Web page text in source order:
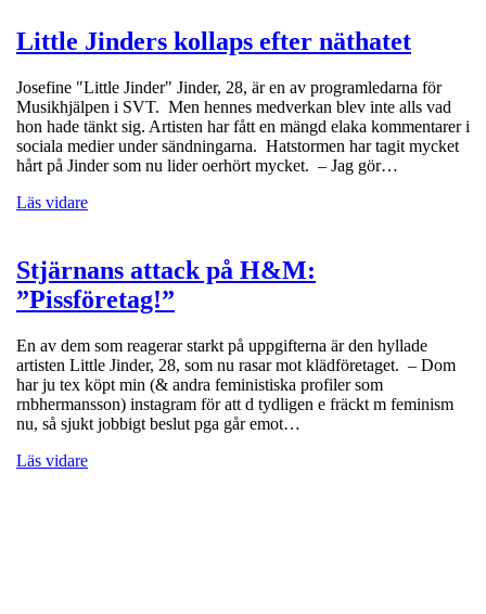
Little Jinders kollaps efter näthatet
Josefine "Little Jinder" Jinder, 28, är en av programledarna för
Musikhjälpen i SVT. Men hennes medverkan blev inte alls vad
hon hade tänkt sig. Artisten har fått en mängd elaka kommentarer i
sociala medier under sändningarna. Hatstormen har tagit mycket
hårt på Jinder som nu lider oerhört mycket. – Jag gör…
Läs vidare
Stjärnans attack på H&M:
”Pissföretag!”
En av dem som reagerar starkt på uppgifterna är den hyllade
artisten Little Jinder, 28, som nu rasar mot klädföretaget. – Dom
har ju tex köpt min (& andra feministiska profiler som
rnbhermansson) instagram för att d tydligen e fräckt m feminism
nu, så sjukt jobbigt beslut pga går emot…
Läs vidare